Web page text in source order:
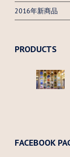
2016年新商品
PRODUCTS
FACEBOOK